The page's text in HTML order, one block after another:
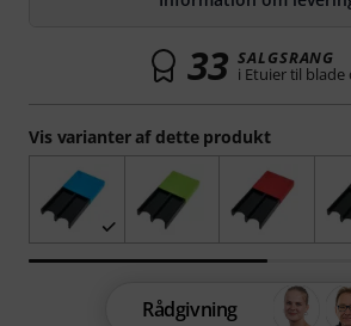
Vis varianter af dette produkt
33 SALGSRANG
i Etuier til blade
Rådgivning